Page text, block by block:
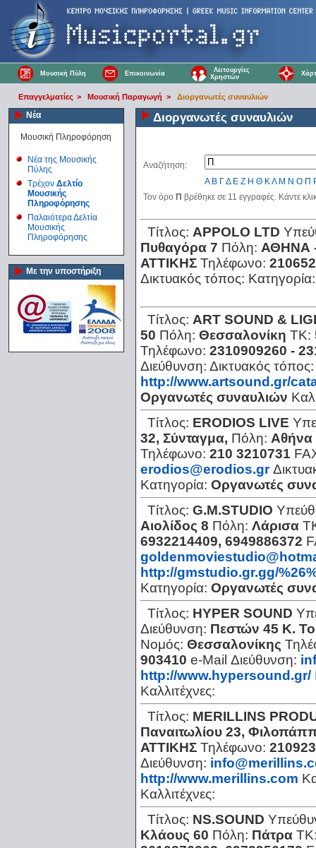
Μουσική Πύλη Επικοινωνία
Λειτουργίες
Χρηστών
Επαγγελματίες > Μουσική Παραγωγή > Διοργανωτές συναυλιών
Νέα
Μουσική Πληροφόρηση
Νέα της Μουσικής
Πύλης
Τρέχον Δελτίο
Μουσικής
Πληροφόρησης
Παλαιότερα Δελτία
Μουσικής
Πληροφόρησης
Με την υποστήριξη
Διοργανωτές συναυλιών
Αναζήτηση:
Α Β ΓΔ Ε Ζ Η Θ ΚΛ Μ Ν Ο Π
Τον όρο Π βρέθηκε σε 11 εγγραφές. Κάντε
Τίτλος: APPOLO LTD
Πυθαγόρα 7 Πόλη: ΑΘΗΝΑ
ΑΤΤΙΚΗΣ Τηλέφωνο:
Δικτυακός τόπος:
Τίτλος: ART SOUND &
50 Πόλη: Θεσσαλονίκη ΤΚ:
Τηλέφωνο: 2310909260 -
Διεύθυνση: Δικτυακός τόπος:
http://www.artsound.gr/
Οργανωτές συναυλιών
Τίτλος: ERODIOS LIVE
32, Σύνταγμα, Πόλη: Αθήνα
Τηλέφωνο: 210 3210731
erodios@erodios.gr
Κατηγορία: Οργανωτές
Τίτλος: G.M.STUDIO
Αιολίδος 8 Πόλη: Λάρισα
6932214409, 6949886372
http://gmstudio.gr.gg/
Κατηγορία: Οργανωτές
Τίτλος: HYPER SOUND
Διεύθυνση: Πεστών 45 Κ.
Νομός: Θεσσαλονίκης
903410 e-Mail Διεύθυνση:
http://www.hypersound.gr/
Καλλιτέχνες:
Τίτλος: MERILLINS
Παναιτωλίου 23,
ΑΤΤΙΚΗΣ Τηλέφωνο:
Διεύθυνση:
http://www.merillins.com
Καλλιτέχνες:
Τίτλος: NS.SOUND
Κλάους 60 Πόλη: Πάτρα